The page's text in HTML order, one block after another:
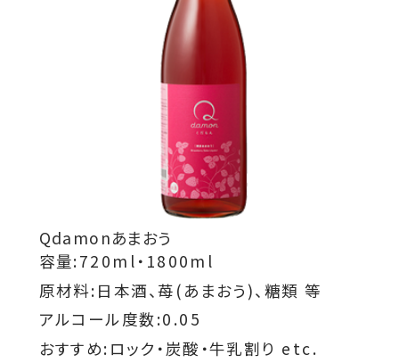
Qdamonあまおう
容量:720ml・1800ml
原材料:日本酒、苺(あまおう)、糖類 等
アルコール度数:0.05
おすすめ:ロック・炭酸・牛乳割り etc.